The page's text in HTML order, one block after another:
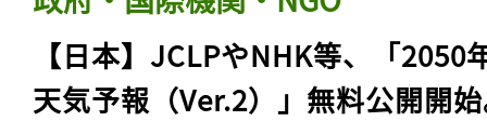
【日本】JCLPやNHK等、「2050
天気予報（Ver.2）」無料公開開